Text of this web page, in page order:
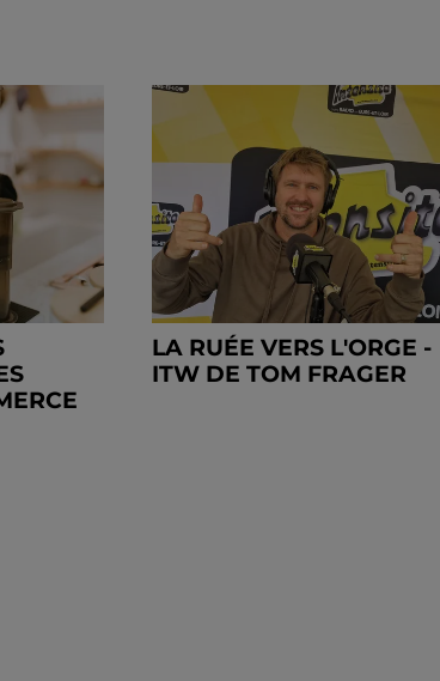
LA RUÉE VERS L'ORGE -
ITW DE TOM FRAGER